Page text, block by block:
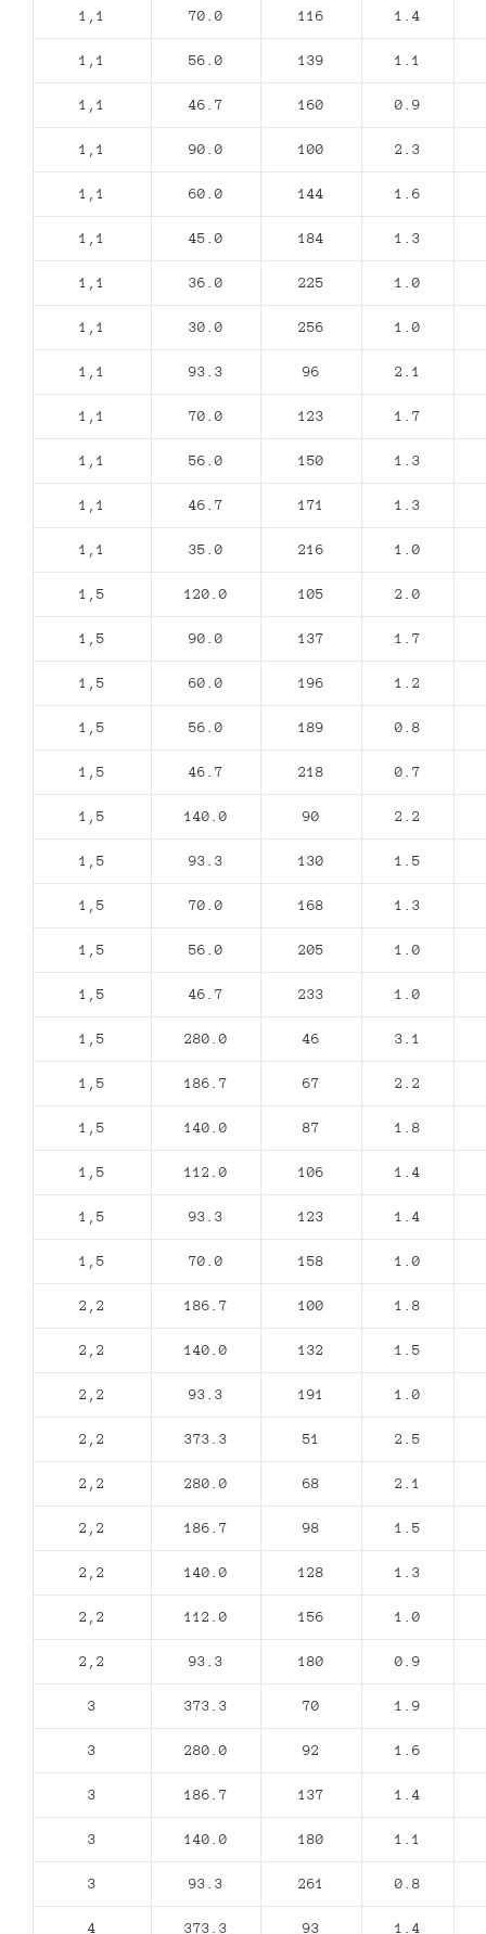
1,1 70.0 116 1.4
1,1 56.0 139 1.1
1,1 46.7 160 0.9
1,1 90.0 100 2.3
1,1 60.0 144 1.6
1,1 45.0 184 1.3
1,1 36.0 225 1.0
1,1 30.0 256 1.0
1,1 93.3 96 2.1
1,1 70.0 123 1.7
1,1 56.0 150 1.3
1,1 46.7 171 1.3
1,1 35.0 216 1.0
1,5 120.0 105 2.0
1,5 90.0 137 1.7
1,5 60.0 196 1.2
1,5 56.0 189 0.8
1,5 46.7 218 0.7
1,5 140.0 90 2.2
1,5 93.3 130 1.5
1,5 70.0 168 1.3
1,5 56.0 205 1.0
1,5 46.7 233 1.0
1,5 280.0 46 3.1
1,5 186.7 67 2.2
1,5 140.0 87 1.8
1,5 112.0 106 1.4
1,5 93.3 123 1.4
1,5 70.0 158 1.0
2,2 186.7 100 1.8
2,2 140.0 132 1.5
2,2 93.3 191 1.0
2,2 373.3 51 2.5
2,2 280.0 68 2.1
2,2 186.7 98 1.5
2,2 140.0 128 1.3
2,2 112.0 156 1.0
2,2 93.3 180 0.9
3 373.3 70 1.9
3 280.0 92 1.6
3 186.7 137 1.4
3 140.0 180 1.1
3 93.3 261 0.8
4 373.3 93 1.4